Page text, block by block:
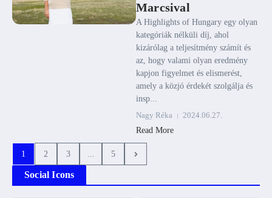
Marcsival
A Highlights of Hungary egy olyan
kategóriák nélküli díj, ahol
kizárólag a teljesítmény számít és
az, hogy valami olyan eredmény
kapjon figyelmet és elismerést,
amely a közjó érdekét szolgálja és
insp...
Nagy Réka
2024.06.27.
Read More
1 2 3 ... 5
Social Icons